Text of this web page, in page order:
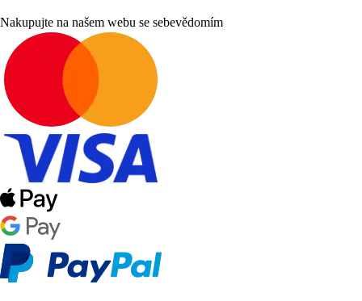
Nakupujte na našem webu se sebevědomím